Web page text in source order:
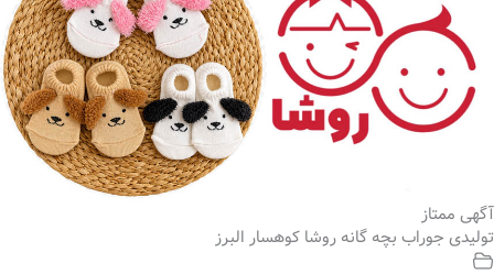
آگهی ممتاز
تولیدی جوراب بچه گانه روشا کوهسار البرز